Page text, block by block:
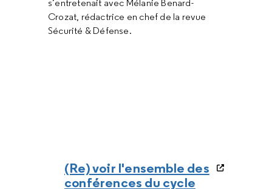
s’entretenait avec Mélanie Benard-
Crozat, rédactrice en chef de la revue
Sécurité & Défense.
(Re) voir l'ensemble des
conférences du cycle